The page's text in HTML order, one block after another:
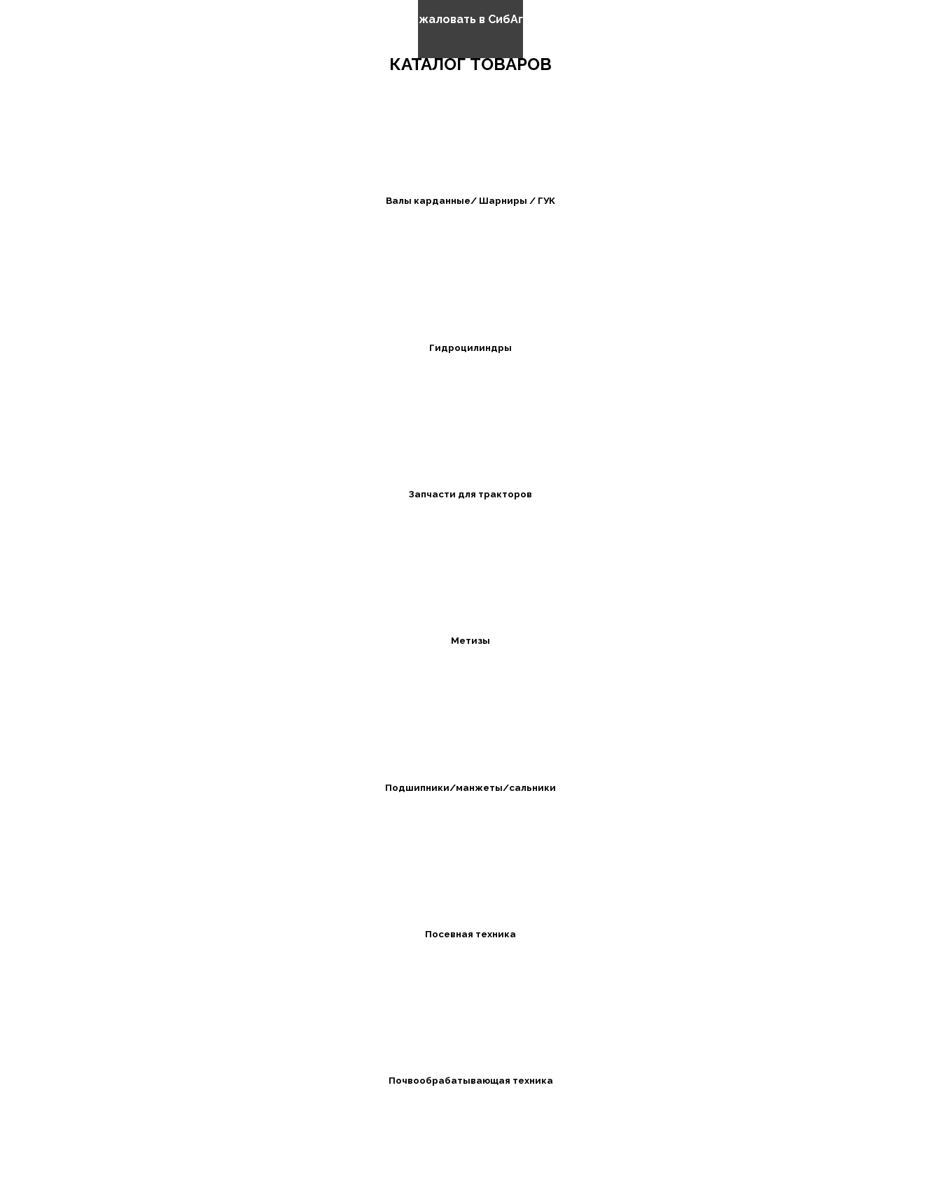
Добро пожаловать в СибАгроБизнес
КАТАЛОГ ТОВАРОВ
Валы карданные/ Шарниры / ГУК
Гидроцилиндры
Запчасти для тракторов
Метизы
Подшипники/манжеты/сальники
Посевная техника
Почвообрабатывающая техника